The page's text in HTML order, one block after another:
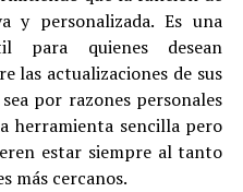
y personalizada. Es una
para quienes desean
las actualizaciones de sus
por razones personales
herramienta sencilla pero
estar siempre al tanto
más cercanos.